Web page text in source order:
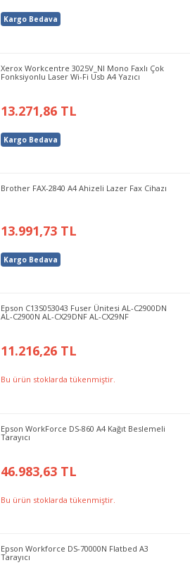
Kargo Bedava
Xerox Workcentre 3025V_NI Mono Faxlı Çok
Fonksiyonlu Laser Wi-Fi Usb A4 Yazıcı
13.271,86 TL
Kargo Bedava
Brother FAX-2840 A4 Ahizeli Lazer Fax Cihazı
13.991,73 TL
Kargo Bedava
Epson C13S053043 Fuser Ünitesi AL-C2900DN
AL-C2900N AL-CX29DNF AL-CX29NF
11.216,26 TL
Bu ürün stoklarda tükenmiştir.
Epson WorkForce DS-860 A4 Kağıt Beslemeli
Tarayıcı
46.983,63 TL
Bu ürün stoklarda tükenmiştir.
Epson Workforce DS-70000N Flatbed A3
Tarayıcı